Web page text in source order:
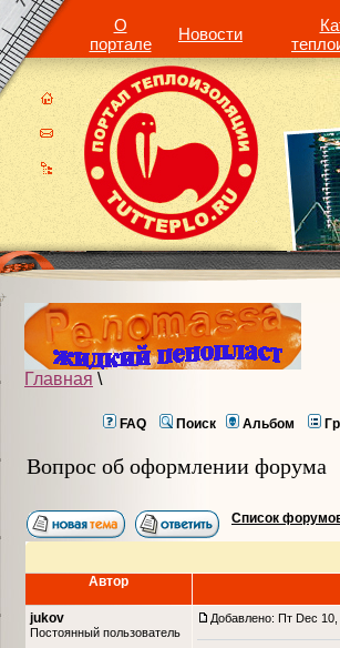
О
портале
Новости
Главная \
FAQ Поиск Альбом
Вопрос об оформлении форума
Список
Автор
jukov
Постоянный пользователь
Добавлено: Пт Dec